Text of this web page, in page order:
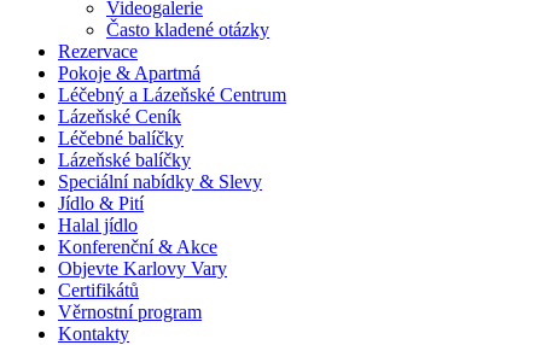
Videogalerie
Často kladené otázky
Rezervace
Pokoje & Apartmá
Léčebný a Lázeňské Centrum
Lázeňské Ceník
Léčebné balíčky
Lázeňské balíčky
Speciální nabídky & Slevy
Jídlo & Pití
Halal jídlo
Konferenční & Akce
Objevte Karlovy Vary
Certifikátů
Věrnostní program
Kontakty